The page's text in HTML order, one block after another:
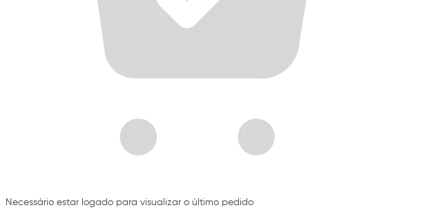
Necessário estar logado para visualizar o último pedido